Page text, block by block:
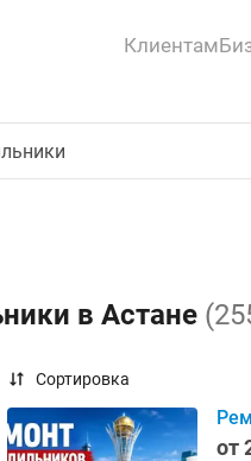
Клиентам
в Астане
Сортировка
от